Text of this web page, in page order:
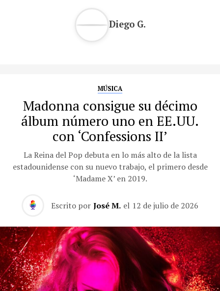
Diego G.
MÚSICA
Madonna consigue su décimo
álbum número uno en EE.UU.
con ‘Confessions II’
La Reina del Pop debuta en lo más alto de la lista
estadounidense con su nuevo trabajo, el primero desde
‘Madame X’ en 2019.
Escrito por José M. el 12 de julio de 2026